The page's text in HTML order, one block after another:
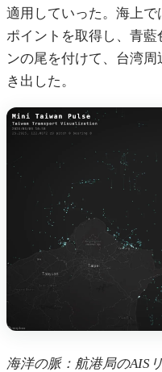
適用していった。海上
ポイントを取得し、青藍
ンの尾を付けて、台湾
き出した。
海洋の脈：航港局のAIS